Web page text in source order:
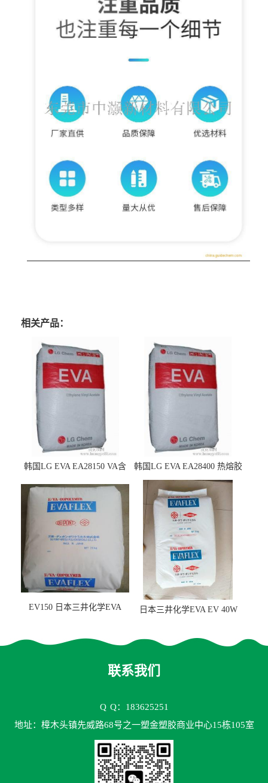
相关产品：
韩国LG EVA EA28150 VA含
韩国LG EVA EA28400 热熔胶
级 VA含量28 熔指400
EV150 日本三井化学EVA
日本三井化学EVA EV 40W
联系我们
Q Q：183625251
地址：樟木头镇先威路68号之一塑金塑胶商业中心15栋105室